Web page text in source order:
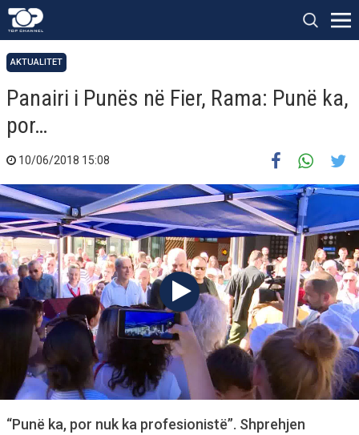
AKTUALITET
Panairi i Punës në Fier, Rama: Punë ka,
por…
10/06/2018 15:08
“Punë ka, por nuk ka profesionistë”. Shprehjen